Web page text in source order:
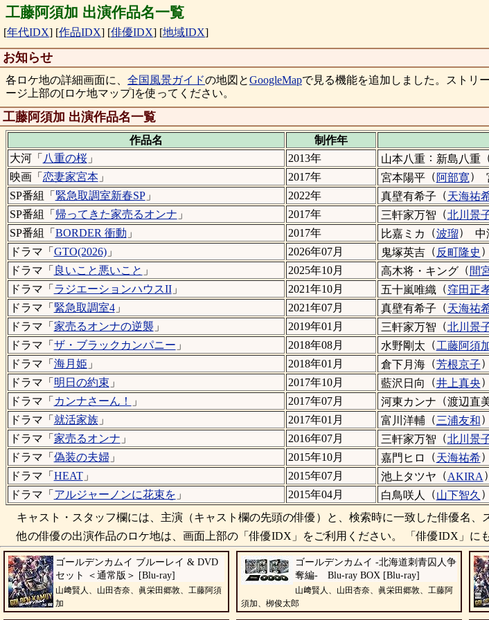
工藤阿須加 出演作品名一覧
[年代IDX] [作品IDX] [俳優IDX] [地域IDX]
お知らせ
各ロケ地の詳細画面に、 全国風景ガイドの地図とGoogleMapで見る機能を追加しました。ストリ
ージ上部の[ロケ地マップ]を使ってください。
工藤阿須加 出演作品名一覧
作品名 制作年
大河「 八重の桜」 2013年 山本八重： 新島八重
映画「 恋妻家宮本」 2017年 宮本陽平（ 阿部寛）
SP番組「 緊急取調室新春SP」 2022年 真壁有希子 （天海祐
SP番組「 帰ってきた家売るオンナ 」 2017年 三軒家万智 （北川景
SP番組「 BORDER 衝動 」 2017年 比嘉ミカ （波瑠） 中
ドラマ「 GTO(2026)」 2026年07月 鬼塚英吉（ 反町隆史 ）
ドラマ「 良いこと悪いこと 」 2025年10月 高木将・キング（ 間
ドラマ「 ラジエーションハウスII」 2021年10月 五十嵐唯織 （窪田正
ドラマ「 緊急取調室4」 2021年07月 真壁有希子 （天海祐
ドラマ「 家売るオンナの逆襲 」 2019年01月 三軒家万智 （北川景
ドラマ「 ザ・ブラックカンパニー 」 2018年08月 水野剛太 （工藤阿須
ドラマ「 海月姫 」 2018年01月 倉下月海（芳根京子）
ドラマ「 明日の約束 」 2017年10月 藍沢日向 （井上真央）
ドラマ「 カンナさーん！ 」 2017年07月 河東カンナ （渡辺直
ドラマ「 就活家族」 2017年01月 富川洋輔（三浦友和）
ドラマ「 家売るオンナ 」 2016年07月 三軒家万智 （北川景
ドラマ「 偽装の夫婦」 2015年10月 嘉門ヒロ （天海祐希）
ドラマ「 HEAT」 2015年07月 池上タツヤ （AKIRA ）
ドラマ「 アルジャーノンに花束を 」 2015年04月 白鳥咲人 （山下智久 ）
キャスト・スタッフ欄には、主演（キャスト欄の先頭の俳優）と、検索時に一致した俳優名、
他の俳優の出演作品のロケ地は、画面上部の「俳優IDX」をご利用ください。 「俳優IDX」に
ゴールデンカムイ ブルーレイ & DVD
セット ＜通常版＞ [Blu-ray]
山﨑賢人、山田杏奈、眞栄田郷敦、工藤阿須
加
ゴールデンカムイ -北海道刺青囚人争
奪編- Blu-ray BOX [Blu-ray]
山﨑賢人、山田杏奈、眞栄田郷敦、工藤阿
須加、栁俊太郎